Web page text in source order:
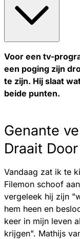
Voor een tv-
een poging zijn
te zijn. Hij slaat
beide punten.
Genante
Draait Door
Vandaag zat ik te
Filemon schoof
vergeleek hij zijn
hem heen en
keer in mijn leven
krijgen". Mathijs